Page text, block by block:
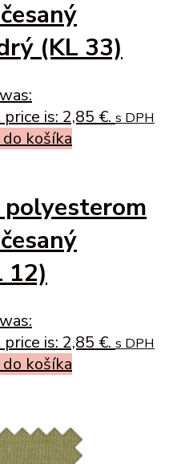
(KL 33)
is: 2,85 €. s DPH
košíka
12)
is: 2,85 €. s DPH
košíka